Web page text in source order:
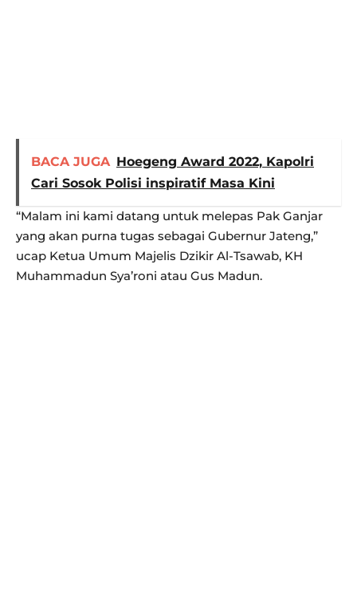
BACA JUGA Hoegeng Award 2022, Kapolri
Cari Sosok Polisi inspiratif Masa Kini
“Malam ini kami datang untuk melepas Pak Ganjar
yang akan purna tugas sebagai Gubernur Jateng,”
ucap Ketua Umum Majelis Dzikir Al-Tsawab, KH
Muhammadun Sya’roni atau Gus Madun.